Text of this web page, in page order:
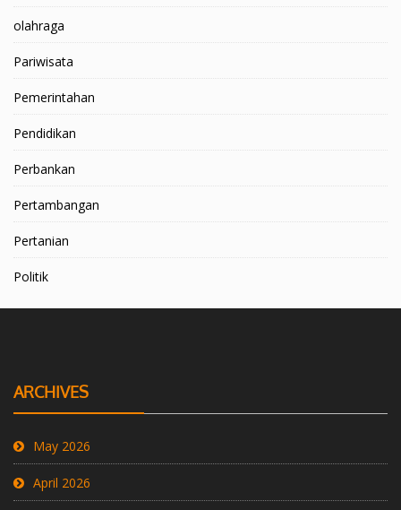
olahraga
Pariwisata
Pemerintahan
Pendidikan
Perbankan
Pertambangan
Pertanian
Politik
ARCHIVES
May 2026
April 2026